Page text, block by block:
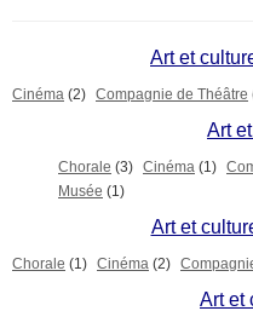
Art et
Cinéma (2) Compagnie de Théâtre
Art
Chorale (3) Cinéma (1)
Musée (1)
Art et
Chorale (1) Cinéma (2)
Art et